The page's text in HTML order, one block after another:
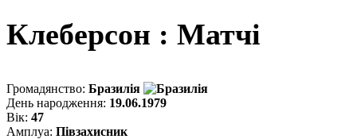
Клеберсон : Матчi
Громадянство: Бразилія
День народження: 19.06.1979
Вік: 47
Амплуа: Півзахисник